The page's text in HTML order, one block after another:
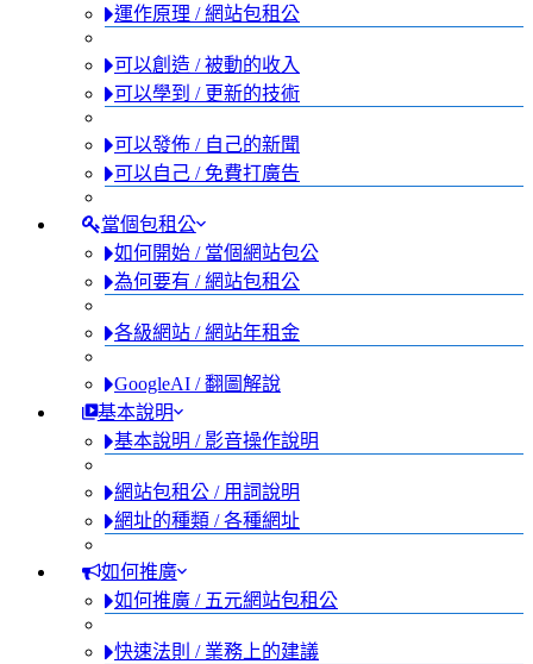
運作原理 / 網站包租公
可以創造 / 被動的收入
可以學到 / 更新的技術
可以發佈 / 自己的新聞
可以自己 / 免費打廣告
當個包租公
如何開始 / 當個網站包公
為何要有 / 網站包租公
各級網站 / 網站年租金
GoogleAI / 翻圖解說
基本說明
基本說明 / 影音操作說明
網站包租公 / 用詞說明
網址的種類 / 各種網址
如何推廣
如何推廣 / 五元網站包租公
快速法則 / 業務上的建議